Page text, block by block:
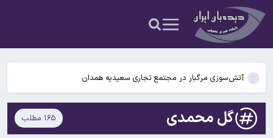
عکس و فیلم
یافته جدید: سرعت گرمایش جهانی در یک دهه گذشته تقریباً دو برابر
شده است
جزئیات جدید افزایش سنوات بازنشستگی/ چه کسانی باید بیشتر کار کنند و
چه افرادی معاف هستند؟
آتش‌سوزی مرگبار در مجتمع تجاری سعیدیه همدان
دانشمندان راز آبشار خونین جنوبگان را کشف کردند
بوگاتی سفارشی با نام «دِستِریِر» معرفی شد / W۱۶ هنوز نفس می‌کشد /
گل محمدی ۱۶۵ مطلب